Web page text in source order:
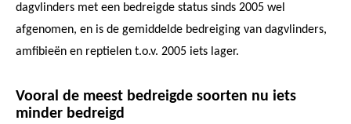
dagvlinders met een bedreigde status sinds 2005 wel
afgenomen, en is de gemiddelde bedreiging van dagvlinders,
amfibieën en reptielen t.o.v. 2005 iets lager.
Vooral de meest bedreigde soorten nu iets
minder bedreigd